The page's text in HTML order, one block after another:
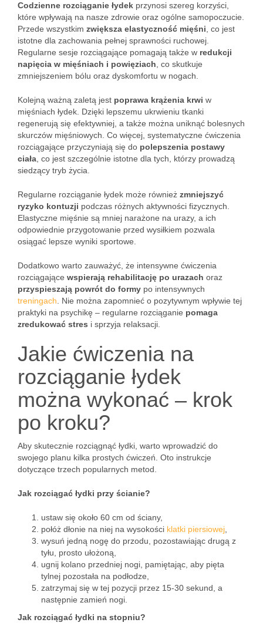
Codzienne rozciąganie łydek przynosi szereg korzyści,
które wpływają na nasze zdrowie oraz ogólne samopoczucie.
Przede wszystkim zwiększa elastyczność mięśni , co jest
istotne dla zachowania pełnej sprawności ruchowej.
Regularne sesje rozciągające pomagają także w redukcji
napięcia w mięśniach i powięziach , co skutkuje
zmniejszeniem bólu oraz dyskomfortu w nogach.
Kolejną ważną zaletą jest poprawa krążenia krwi w
mięśniach łydek. Dzięki lepszemu ukrwieniu tkanki
regenerują się efektywniej, a także można uniknąć bolesnych
skurczów mięśniowych. Co więcej, systematyczne ćwiczenia
rozciągające przyczyniają się do polepszenia postawy
ciała , co jest szczególnie istotne dla tych, którzy prowadzą
siedzący tryb życia.
Regularne rozciąganie łydek może również zmniejszyć
ryzyko kontuzji podczas różnych aktywności fizycznych.
Elastyczne mięśnie są mniej narażone na urazy, a ich
odpowiednie przygotowanie przed wysiłkiem pozwala
osiągać lepsze wyniki sportowe.
Dodatkowo warto zauważyć, że intensywne ćwiczenia
rozciągające wspierają rehabilitację po urazach oraz
przyspieszają powrót do formy po intensywnych
treningach . Nie można zapomnieć o pozytywnym wpływie tej
praktyki na psychikę – regularne rozciąganie pomaga
zredukować stres i sprzyja relaksacji.
Jakie ćwiczenia na
rozciąganie łydek
można wykonać – krok
po kroku?
Aby skutecznie rozciągnąć łydki, warto wprowadzić do
swojego planu kilka prostych ćwiczeń. Oto instrukcje
dotyczące trzech popularnych metod.
Jak rozciągać łydki przy ścianie?
ustaw się około 60 cm od ściany,
połóż dłonie na niej na wysokości klatki piersiowej
wysuń jedną nogę do przodu, pozostawiając drugą z
tyłu, prosto ułożoną,
ugnij kolano przedniej nogi, pamiętając, aby pięta
tylnej pozostała na podłodze,
zatrzymaj się w tej pozycji przez 15-30 sekund, a
następnie zamień nogi.
Jak rozciągać łydki na stopniu?